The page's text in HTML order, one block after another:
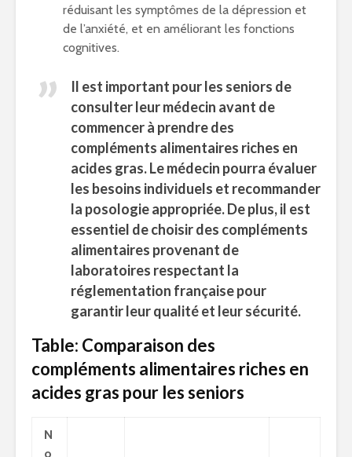
réduisant les symptômes de la dépression et
de l’anxiété, et en améliorant les fonctions
cognitives.
Il est important pour les seniors de
consulter leur médecin avant de
commencer à prendre des
compléments alimentaires riches en
acides gras. Le médecin pourra évaluer
les besoins individuels et recommander
la posologie appropriée. De plus, il est
essentiel de choisir des compléments
alimentaires provenant de
laboratoires respectant la
réglementation françaisepour
garantir leur qualité et leur sécurité.
Table: Comparaison des
compléments alimentaires riches en
acides gras pour les seniors
N
o